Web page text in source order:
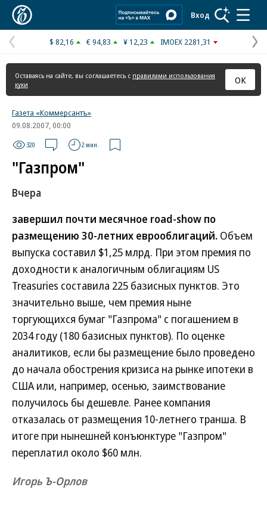
Вход
Предыдущая
страница
$ 82,16 € 94,83 ¥ 12,23 IMOEX 2281,31
Оставаясь на сайте, вы соглашаетесь с правилами использования
куки
ОК
Газета «Коммерсантъ»
09.08.2007, 00:00
320 2 мин.
"Газпром"
Вчера
завершил почти месячное road-show по
размещению 30-летних еврооблигаций. Объем
выпуска составил $1,25 млрд. При этом премия по
доходности к аналогичным облигациям US
Treasuries составила 225 базисных пунктов. Это
значительно выше, чем премия ныне
торгующихся бумаг "Газпрома" с погашением в
2034 году (180 базисных пунктов). По оценке
аналитиков, если бы размещение было проведено
до начала обострения кризиса на рынке ипотеки в
США или, например, осенью, заимствование
получилось бы дешевле. Ранее компания
отказалась от размещения 10-летнего транша. В
итоге при нынешней конъюнктуре "Газпром"
переплатил около $60 млн.
Игорь Ъ-Орлов